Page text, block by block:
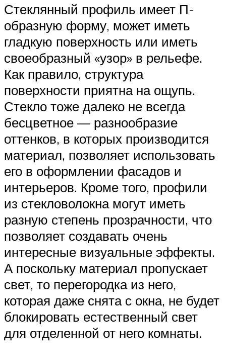
Стеклянный профиль имеет П-
образную форму, может иметь
гладкую поверхность или иметь
своеобразный «узор» в рельефе.
Как правило, структура
поверхности приятна на ощупь.
Стекло тоже далеко не всегда
бесцветное — разнообразие
оттенков, в которых производится
материал, позволяет использовать
его в оформлении фасадов и
интерьеров. Кроме того, профили
из стекловолокна могут иметь
разную степень прозрачности, что
позволяет создавать очень
интересные визуальные эффекты.
А поскольку материал пропускает
свет, то перегородка из него,
которая даже снята с окна, не будет
блокировать естественный свет
для отделенной от него комнаты.